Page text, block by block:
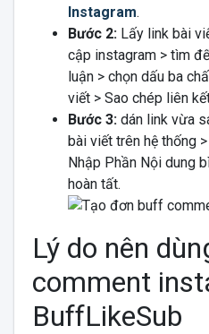
Instagram.
Bước 2: Lấy link bài
cập instagram > tìm
luận > chọn dấu ba
viết > Sao chép liên
Bước 3:dán link vừa
bài viết trên hệ thống
Nhập Phần Nội dung
hoàn tất.
Lý do nên
comment
BuffLikeSub